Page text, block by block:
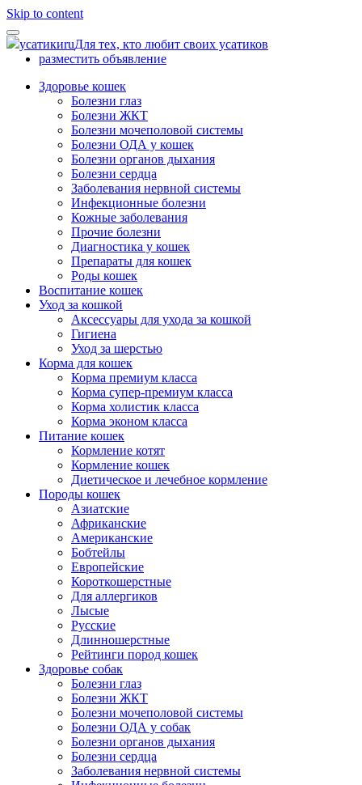
Skip to content
усатикиruДля тех, кто любит своих усатиков
разместить объявление
Здоровье кошек
Болезни глаз
Болезни ЖКТ
Болезни мочеполовой системы
Болезни ОДА у кошек
Болезни органов дыхания
Болезни сердца
Заболевания нервной системы
Инфекционные болезни
Кожные заболевания
Прочие болезни
Диагностика у кошек
Препараты для кошек
Роды кошек
Воспитание кошек
Уход за кошкой
Аксессуары для ухода за кошкой
Гигиена
Уход за шерстью
Корма для кошек
Корма премиум класса
Корма супер-премиум класса
Корма холистик класса
Корма эконом класса
Питание кошек
Кормление котят
Кормление кошек
Диетическое и лечебное кормление
Породы кошек
Азиатские
Африканские
Американские
Бобтейлы
Европейские
Короткошерстные
Для аллергиков
Лысые
Русские
Длинношерстные
Рейтинги пород кошек
Здоровье собак
Болезни глаз
Болезни ЖКТ
Болезни мочеполовой системы
Болезни ОДА у собак
Болезни органов дыхания
Болезни сердца
Заболевания нервной системы